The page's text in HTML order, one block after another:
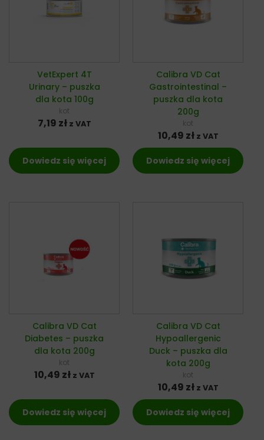
VetExpert 4T
Urinary – puszka
dla kota 100g
kot
7,19 zł z VAT
Dowiedz się więcej
Calibra VD Cat
Gastrointestinal –
puszka dla kota
200g
kot
10,49 zł z VAT
Dowiedz się więcej
Calibra VD Cat
Diabetes – puszka
dla kota 200g
kot
10,49 zł z VAT
Dowiedz się więcej
Calibra VD Cat
Hypoallergenic
Duck – puszka dla
kota 200g
kot
10,49 zł z VAT
Dowiedz się więcej